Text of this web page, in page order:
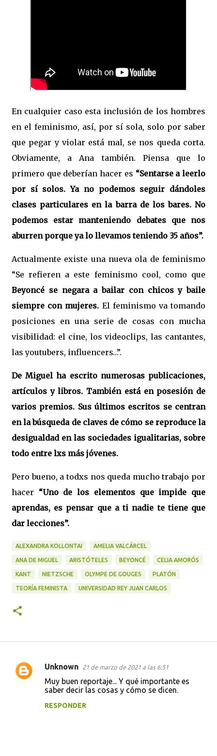
En cualquier caso esta inclusión de los hombres
en el feminismo, así, por sí sola, solo por saber
que pegar y violar está mal, se nos queda corta.
Obviamente, a Ana también. Piensa que lo
primero que deberían hacer es “Sentarse a leerlo
por sí solos. Ya no podemos seguir dándoles
clases particulares en la barra de los bares. No
podemos estar manteniendo debates que nos
aburren porque ya lo llevamos teniendo 35 años”.
Actualmente existe una nueva ola de feminismo
“Se refieren a este feminismo cool, como que
Beyoncé se negara a bailar con chicos y baile
siempre con mujeres. El feminismo va tomando
posiciones en una serie de cosas con mucha
visibilidad: el cine, los videoclips, las cantantes,
las youtubers, influencers…”.
De Miguel ha escrito numerosas publicaciones,
artículos y libros. También está en posesión de
varios premios. Sus últimos escritos se centran
en la búsqueda de claves de cómo se reproduce la
desigualdad en las sociedades igualitarias, sobre
todo entre lxs más jóvenes.
Pero bueno, a todxs nos queda mucho trabajo por
hacer “Uno de los elementos que impide que
aprendas, es pensar que a ti nadie te tiene que
dar lecciones”.
ALEXANDRA KOLLONTAI AMELIA VALCÁRCEL
ANA DE MIGUEL ARISTÓTELES BEYONCÉ CELIA AMORÓS
KANT NIETZSCHE OLYMPE DE GOUGES PLATÓN
TEORÍA FEMINISTA UNIVERSIDAD REY JUAN CARLOS
C
Unknown 21 de marzo de 2021 a las 6:51
Muy buen reportaje... Y qué importante es
saber decir las cosas y cómo se dicen.
RESPONDER